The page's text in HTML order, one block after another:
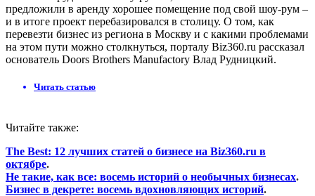
предложили в аренду хорошее помещение под свой шоу-рум –
и в итоге проект перебазировался в столицу. О том, как
перевезти бизнес из региона в Москву и с какими проблемами
на этом пути можно столкнуться, порталу Biz360.ru рассказал
основатель Doors Brothers Manufactory Влад Рудницкий.
Читать статью
Читайте также:
The Best: 12 лучших статей о бизнесе на Biz360.ru в
октябре.
Не такие, как все: восемь историй о необычных бизнесах.
Бизнес в декрете: восемь вдохновляющих историй.